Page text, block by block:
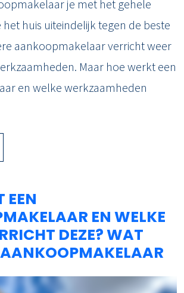
je met het gehele
het huis uiteindelijk tegen de beste
aankoopmakelaar verricht weer
Maar hoe werkt een
en welke werkzaamheden
EEN
EN WELKE
DEZE? WAT
AANKOOPMAKELAAR